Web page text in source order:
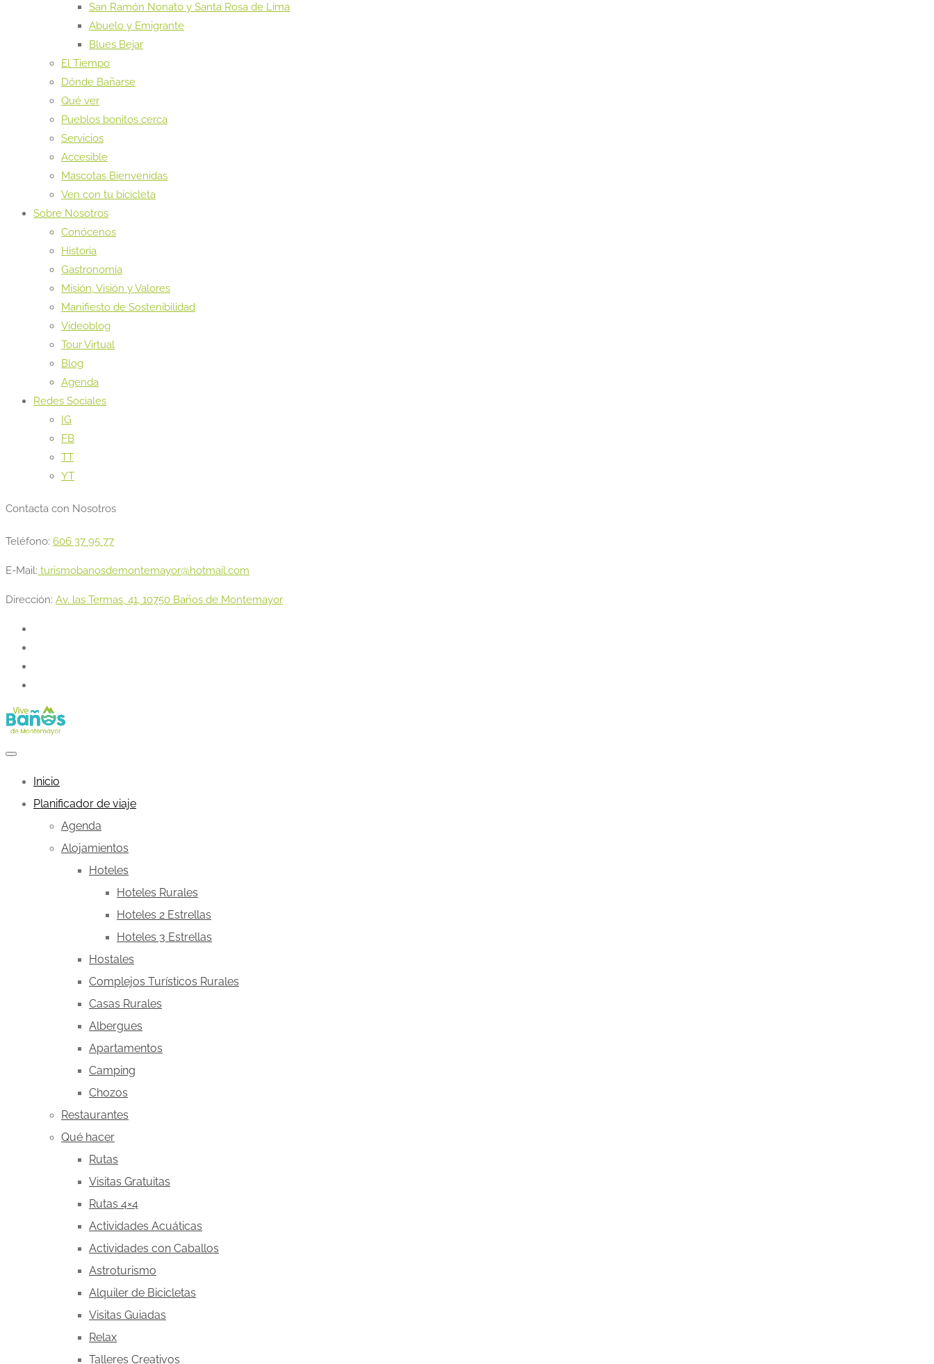
San Ramón Nonato y Santa Rosa de Lima
Abuelo y Emigrante
Blues Bejar
El Tiempo
Dónde Bañarse
Qué ver
Pueblos bonitos cerca
Servicios
Accesible
Mascotas Bienvenidas
Ven con tu bicicleta
Sobre Nosotros
Conócenos
Historia
Gastronomía
Misión, Visión y Valores
Manifiesto de Sostenibilidad
Videoblog
Tour Virtual
Blog
Agenda
Redes Sociales
IG
FB
TT
YT
Contacta con Nosotros
Teléfono: 606 37 95 77
E-Mail: turismobanosdemontemayor@hotmail.com
Dirección: Av. las Termas, 41, 10750 Baños de Montemayor
Inicio
Planificador de viaje
Agenda
Alojamientos
Hoteles
Hoteles Rurales
Hoteles 2 Estrellas
Hoteles 3 Estrellas
Hostales
Complejos Turísticos Rurales
Casas Rurales
Albergues
Apartamentos
Camping
Chozos
Restaurantes
Qué hacer
Rutas
Visitas Gratuitas
Rutas 4×4
Actividades Acuáticas
Actividades con Caballos
Astroturismo
Alquiler de Bicicletas
Visitas Guiadas
Relax
Talleres Creativos